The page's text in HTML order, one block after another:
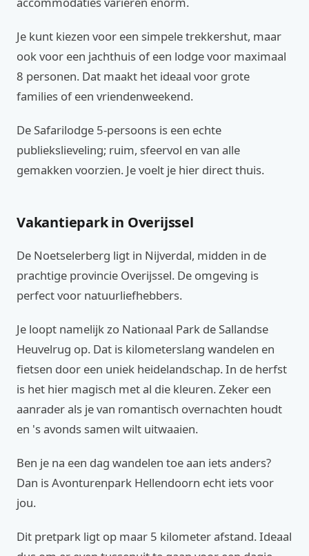
Je kunt kiezen voor een simpele trekkershut, maar
ook voor een jachthuis of een lodge voor maximaal
8 personen. Dat maakt het ideaal voor grote
families of een vriendenweekend.
De Safarilodge 5-persoons is een echte
publiekslieveling; ruim, sfeervol en van alle
gemakken voorzien. Je voelt je hier direct thuis.
Vakantiepark in Overijssel
De Noetselerberg ligt in Nijverdal, midden in de
prachtige provincie Overijssel. De omgeving is
perfect voor natuurliefhebbers.
Je loopt namelijk zo Nationaal Park de Sallandse
Heuvelrug op. Dat is kilometerslang wandelen en
fietsen door een uniek heidelandschap. In de herfst
is het hier magisch met al die kleuren. Zeker een
aanrader als je van romantisch overnachten houdt
en 's avonds samen wilt uitwaaien.
Ben je na een dag wandelen toe aan iets anders?
Dan is Avonturenpark Hellendoorn echt iets voor
jou.
Dit pretpark ligt op maar 5 kilometer afstand. Ideaal